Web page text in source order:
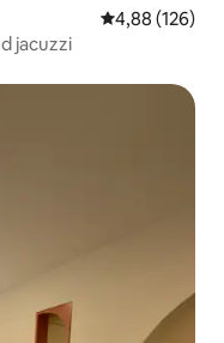
4,88 av 5 i
4,88 (126)
jacuzzi